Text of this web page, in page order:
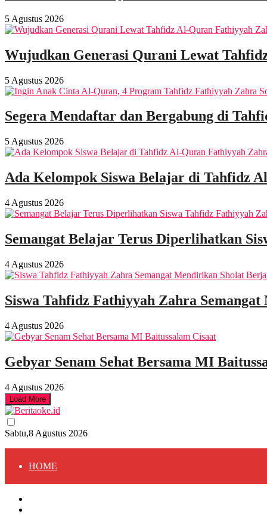
5 Agustus 2026
Wujudkan Generasi Qurani Lewat
5 Agustus 2026
Segera Mendaftar dan Bergabung di
5 Agustus 2026
Ada Kelompok Siswa Belajar di Tahfidz
4 Agustus 2026
Semangat Belajar Terus Diperlihatkan
4 Agustus 2026
Siswa Tahfidz Fathiyyah Zahra
4 Agustus 2026
Gebyar Senam Sehat Bersama MI
4 Agustus 2026
Load More
Sabtu,8 Agustus 2026
HOME